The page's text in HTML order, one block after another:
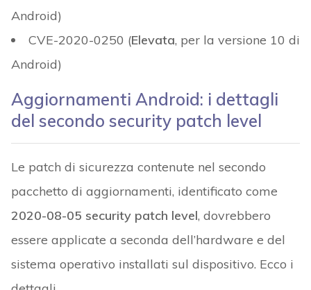
Android)
CVE-2020-0250 (Elevata, per la versione 10 di
Android)
Aggiornamenti Android: i dettagli
del secondo security patch level
Le patch di sicurezza contenute nel secondo
pacchetto di aggiornamenti, identificato come
2020-08-05 security patch level, dovrebbero
essere applicate a seconda dell’hardware e del
sistema operativo installati sul dispositivo. Ecco i